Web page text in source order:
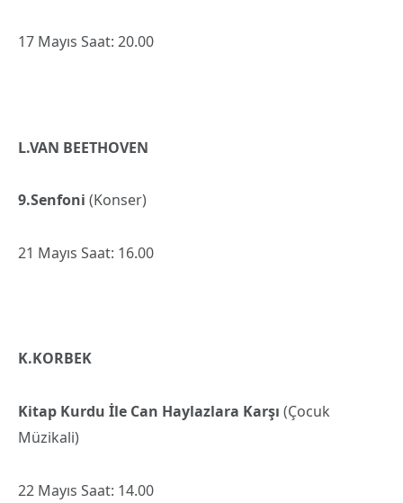
17 Mayıs Saat: 20.00
L.VAN BEETHOVEN
9.Senfoni (Konser)
21 Mayıs Saat: 16.00
K.KORBEK
Kitap Kurdu İle Can Haylazlara Karşı (Çocuk
Müzikali)
22 Mayıs Saat: 14.00